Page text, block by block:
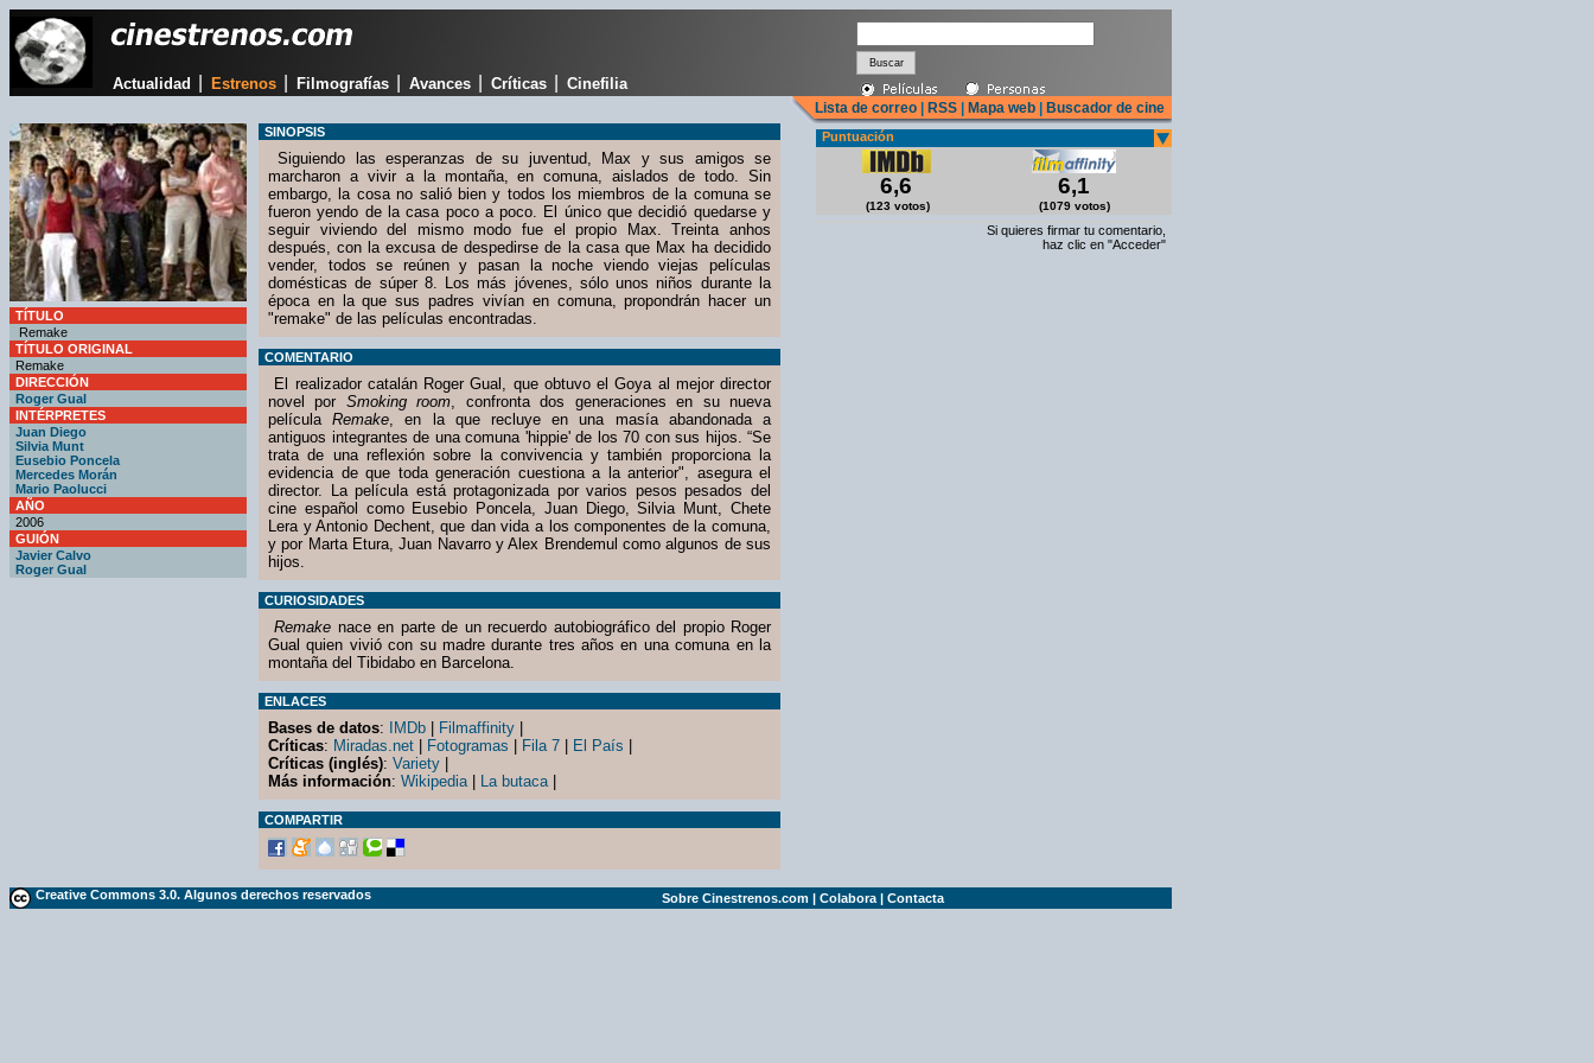
Actualidad Estrenos Filmografías Avances Críticas Cinefilia
Lista de correo RSS Mapa web Buscador de cine
TÍTULO
Remake
TÍTULO ORIGINAL
Remake
DIRECCIÓN
Roger Gual
INTÉRPRETES
Juan Diego
Silvia Munt
Eusebio Poncela
Mercedes Morán
Mario Paolucci
AÑO
2006
GUIÓN
Javier Calvo
Roger Gual
SINOPSIS
Siguiendo las esperanzas de su juventud, Max y sus amigos se
marcharon a vivir a la montaña, en comuna, aislados de todo. Sin
embargo, la cosa no salió bien y todos los miembros de la comuna se
fueron yendo de la casa poco a poco. El único que decidió quedarse y
seguir viviendo del mismo modo fue el propio Max. Treinta anhos
después, con la excusa de despedirse de la casa que Max ha decidido
vender, todos se reúnen y pasan la noche viendo viejas películas
domésticas de súper 8. Los más jóvenes, sólo unos niños durante la
época en la que sus padres vivían en comuna, propondrán hacer un
"remake" de las películas encontradas.
COMENTARIO
El realizador catalán Roger Gual, que obtuvo el Goya al mejor director
novel por Smoking room, confronta dos generaciones en su nueva
películaRemake, en la que recluye en una masía abandonada a
antiguos integrantes de una comuna 'hippie' de los 70 con sus hijos. “Se
trata de una reflexión sobre la convivencia y también proporciona la
evidencia de que toda generación cuestiona a la anterior", asegura el
director. La película está protagonizada por varios pesos pesados del
cine español como Eusebio Poncela, Juan Diego, Silvia Munt, Chete
Lera y Antonio Dechent, que dan vida a los componentes de la comuna,
y por Marta Etura, Juan Navarro y Alex Brendemul como algunos de sus
hijos.
CURIOSIDADES
Remake nace en parte de un recuerdo autobiográfico del propio Roger
Gual quien vivió con su madre durante tres años en una comuna en la
montaña del Tibidabo en Barcelona.
ENLACES
Bases de datos: IMDb Filmaffinity
Críticas: Miradas.net Fotogramas Fila 7 El País
Críticas (inglés): Variety
Más información: Wikipedia| La butaca|
COMPARTIR
Puntuación
6,6
(123 votos)
6,1
(1079 votos)
Si quieres firmar tu comentario,
haz clic en "Acceder"
Creative Commons 3.0. Algunos derechos reservados Sobre Cinestrenos.com | Colabora | Contacta